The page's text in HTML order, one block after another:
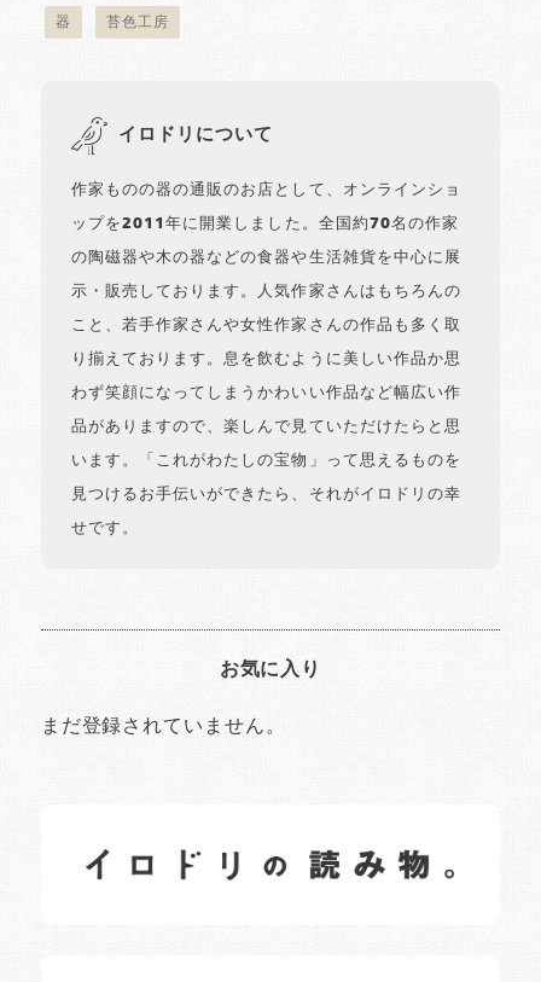
器 苔色工房
イロドリについて
作家ものの器の通販のお店として、オンラインショ
ップを2011年に開業しました。全国約70名の作家
の陶磁器や木の器などの食器や生活雑貨を中心に展
示・販売しております。人気作家さんはもちろんの
こと、若手作家さんや女性作家さんの作品も多く取
り揃えております。息を飲むように美しい作品か思
わず笑顔になってしまうかわいい作品など幅広い作
品がありますので、楽しんで見ていただけたらと思
います。「これがわたしの宝物」って思えるものを
見つけるお手伝いができたら、それがイロドリの幸
せです。
お気に入り
まだ登録されていません。
日常の様子など随時更新中です。